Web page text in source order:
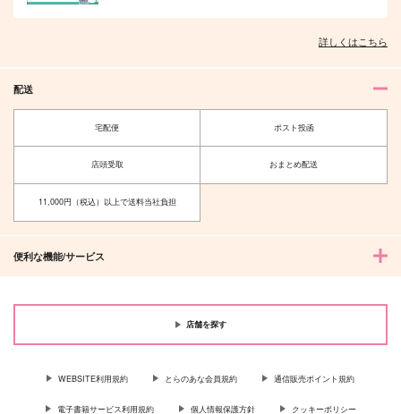
詳しくはこちら
配送
宅配便 ポスト投函
店頭受取 おまとめ配送
11,000円（税込）以上で送料当社負担
便利な機能/サービス
店舗を探す
WEBSITE利用規約 とらのあな会員規約 通信販売ポイント規約
電子書籍サービス利用規約 個人情報保護方針 クッキーポリシー